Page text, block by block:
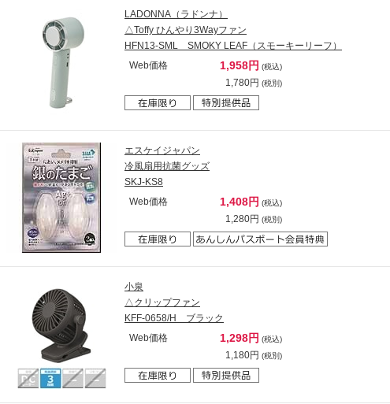
LADONNA（ラドンナ）
△Toffy ひんやり3Wayファン
HFN13-SML SMOKY LEAF（スモーキーリーフ）
Web価格
1,958円 (税込)
1,780円 (税別)
エスケイジャパン
冷風扇用抗菌グッズ
SKJ-KS8
Web価格
1,408円 (税込)
1,280円 (税別)
小泉
△クリップファン
KFF-0658/H ブラック
Web価格
1,298円 (税込)
1,180円 (税別)